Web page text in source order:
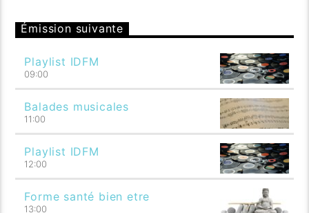
Émission suivante
Playlist IDFM
09:00
Balades musicales
11:00
Playlist IDFM
12:00
Forme santé bien etre
13:00